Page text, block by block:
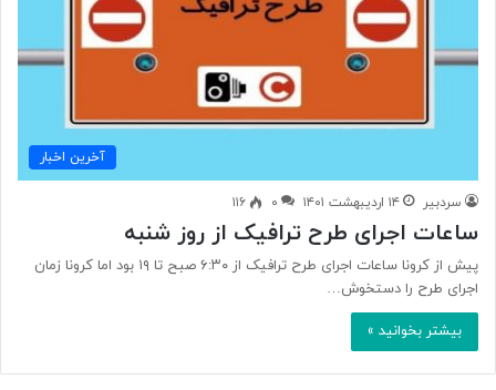
آخرین اخبار
سردبیر ۱۴ اردیبهشت ۱۴۰۱ ۰ ۱۱۶
ساعات اجرای طرح ترافیک از روز شنبه
پیش از کرونا ساعات اجرای طرح ترافیک از ۶:۳۰ صبح تا ۱۹ بود اما کرونا زمان
اجرای طرح را دستخوش…
بیشتر بخوانید »